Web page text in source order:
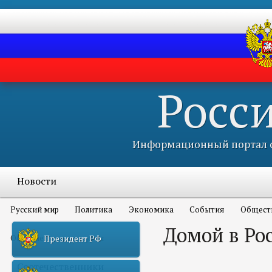
Информационный портал
Новости
Русский мир Политика Экономика События
Объявления и конкурсы
Соотечественники
Президент РФ Домой в